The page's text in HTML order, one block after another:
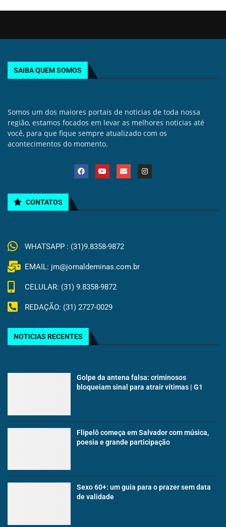
SAIBA QUEM SOMOS
Somos um dos maiores portais de noticias de toda nossa
região, estamos focados em levar as melhores noticias até
você, para que fique sempre atualizado com os
acontecimentos do momento.
CONTATOS
WHATSAPP : (31)9.8358-9872
EMAIL: jm@jornaldeminas.com.br
CELULAR: (31) 9.8358-9872
REDAÇÃO: (31) 2727-0029
NOTICIAS RECENTES
Golpe da antena falsa: criminosos
bloqueiam sinal para atrair vítimas | G1
Flipelô começa em Salvador com música,
poesia e grande participação
Sexo 60+: um guia para o prazer sem data
de validade